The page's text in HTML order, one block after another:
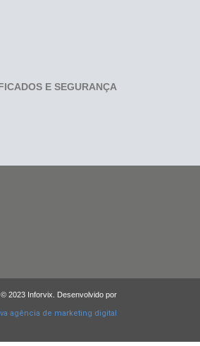
E SEGURANÇA
2023 Inforvix. Desenvolvido por